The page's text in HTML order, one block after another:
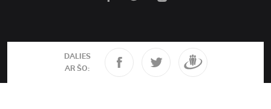
DALIES
AR ŠO: